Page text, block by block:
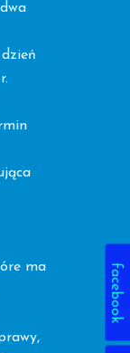
facebook
ma